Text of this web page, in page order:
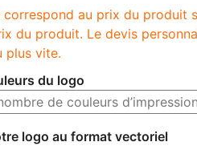
au prix du produit
du produit. Le devis
plus vite.
du logo
logo au format vectoriel